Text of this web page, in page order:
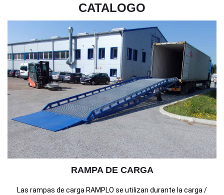
CATALOGO
RAMPA DE CARGA
Las rampas de carga RAMPLO se utilizan durante la carga /